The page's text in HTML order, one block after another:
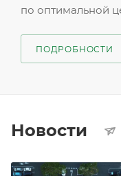
по оптимальной
ПОДРОБНОСТИ
Новости